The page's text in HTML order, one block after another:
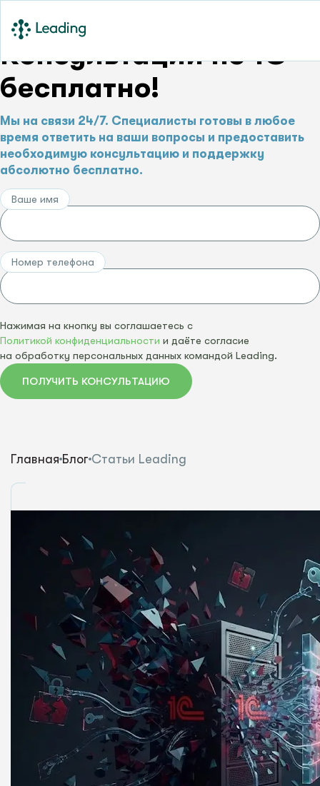
Консультации по 1С –
бесплатно!
Мы на связи 24/7. Специалисты готовы в любое
время ответить на ваши вопросы и предоставить
необходимую консультацию и поддержку
абсолютно бесплатно.
Ваше имя
Номер телефона
Нажимая на кнопку вы соглашаетесь с
Политикой конфиденциальности и даёте согласие
на обработку персональных данных командой Leading.
ПОЛУЧИТЬ КОНСУЛЬТАЦИЮ
Главная Блог Статьи Leading